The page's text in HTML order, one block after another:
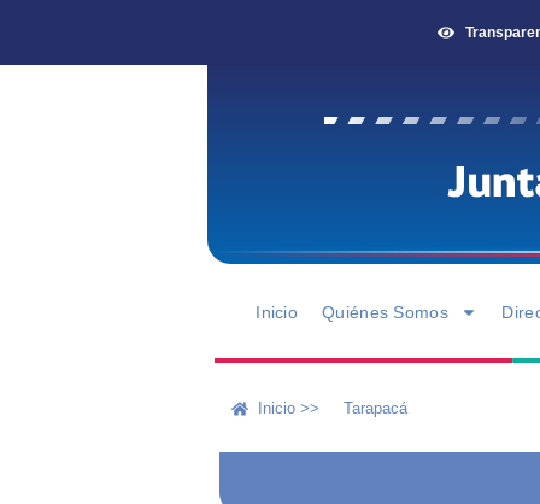
Inicio Quiénes Somos
Inicio >> Tarapacá